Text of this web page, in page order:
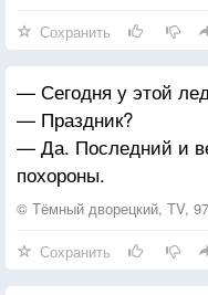
Сохранить
— Сегодня у этой
— Праздник?
— Да. Последний и
похороны.
© Тёмный дворецкий, TV,
Сохранить